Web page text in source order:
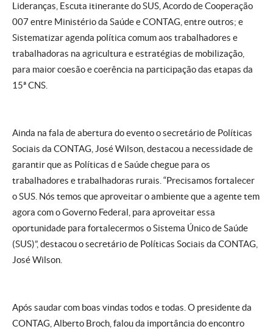
Lideranças, Escuta itinerante do SUS, Acordo de Cooperação
007 entre Ministério da Saúde e CONTAG, entre outros; e
Sistematizar agenda política comum aos trabalhadores e
trabalhadoras na agricultura e estratégias de mobilização,
para maior coesão e coerência na participação das etapas da
15ª CNS.
Ainda na fala de abertura do evento o secretário de Políticas
Sociais da CONTAG, José Wilson, destacou a necessidade de
garantir que as Políticas d e Saúde chegue para os
trabalhadores e trabalhadoras rurais. “Precisamos fortalecer
o SUS. Nós temos que aproveitar o ambiente que a agente tem
agora com o Governo Federal, para aproveitar essa
oportunidade para fortalecermos o Sistema Único de Saúde
(SUS)”, destacou o secretário de Políticas Sociais da CONTAG,
José Wilson.
Após saudar com boas vindas todos e todas. O presidente da
CONTAG, Alberto Broch, falou da importância do encontro